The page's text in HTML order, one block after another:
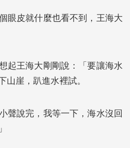
眼皮就什麼也看不到，王海大
起王海大剛剛說：「要讓海水
山崖，趴進水裡試。
聲說完，我等一下，海水沒回